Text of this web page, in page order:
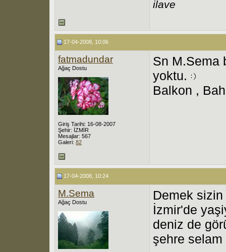
ilave
17-04-2008, 10:06
fatmadundar
Ağaç Dostu
Giriş Tarihi: 16-08-2007
Şehir: İZMİR
Mesajlar: 567
Galeri: 82
Sn M.Sema
yoktu.
Balkon ,
17-04-2008, 10:24
M.Sema
Ağaç Dostu
Demek sizin
İzmir'de
deniz de
şehre